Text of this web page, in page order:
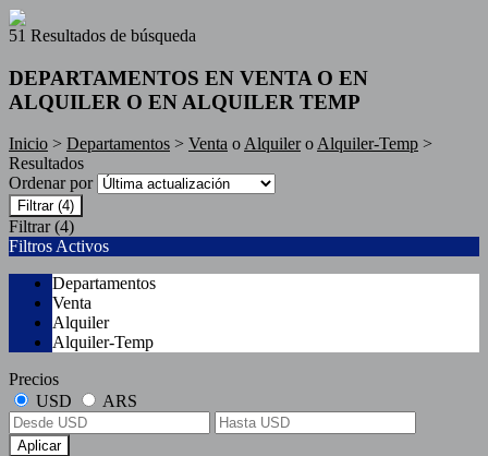
51 Resultados de búsqueda
DEPARTAMENTOS EN VENTA O EN
ALQUILER O EN ALQUILER TEMP
Inicio > Departamentos > Venta oAlquileroAlquiler-Temp >
Resultados
Ordenar por
Filtrar (4)
Filtrar (4)
Filtros Activos
Departamentos
Venta
Alquiler
Alquiler-Temp
Precios
USD
ARS
Aplicar